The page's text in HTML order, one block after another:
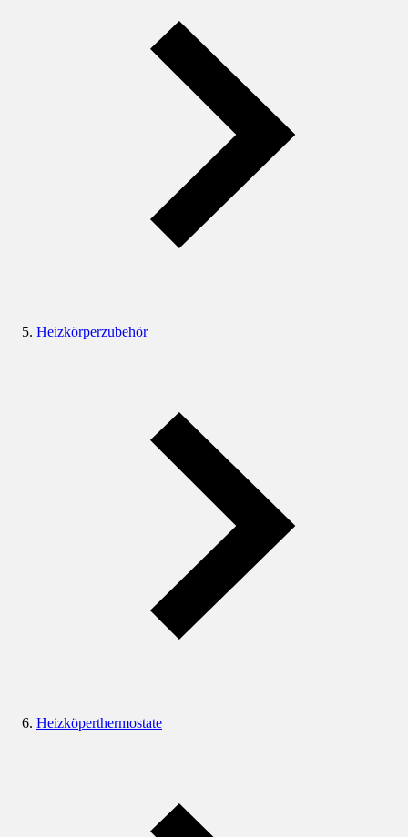
Heizkörperzubehör
Heizköperthermostate